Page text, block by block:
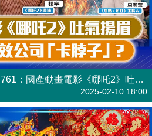
【直播】【焦點短打】EP761：國產動畫電影《哪吒2》吐氣揚眉 多得外國特效公司「卡脖子」？
2025-02-10 18:00